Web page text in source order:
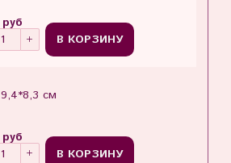
В КОРЗИНУ
см
В КОРЗИНУ